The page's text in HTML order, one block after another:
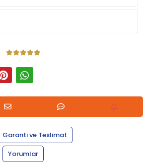
Garanti ve Teslimat
Yorumlar